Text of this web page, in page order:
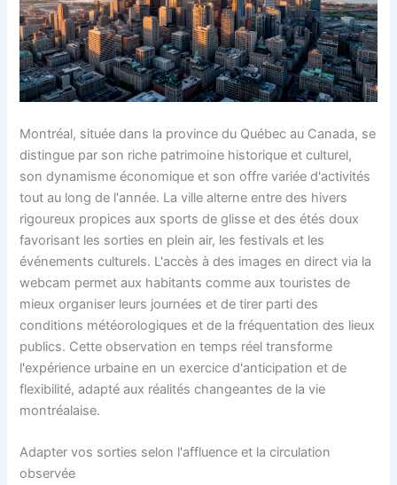
Montréal, située dans la province du Québec au Canada, se
distingue par son riche patrimoine historique et culturel,
son dynamisme économique et son offre variée d'activités
tout au long de l'année. La ville alterne entre des hivers
rigoureux propices aux sports de glisse et des étés doux
favorisant les sorties en plein air, les festivals et les
événements culturels. L'accès à des images en direct via la
webcam permet aux habitants comme aux touristes de
mieux organiser leurs journées et de tirer parti des
conditions météorologiques et de la fréquentation des lieux
publics. Cette observation en temps réel transforme
l'expérience urbaine en un exercice d'anticipation et de
flexibilité, adapté aux réalités changeantes de la vie
montréalaise.
Adapter vos sorties selon l'affluence et la circulation
observée